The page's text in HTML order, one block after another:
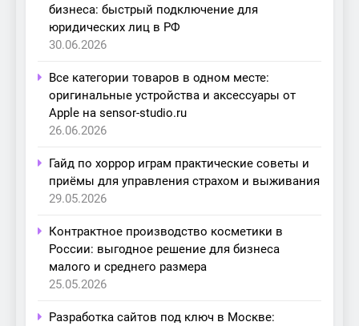
бизнеса: быстрый подключение для
юридических лиц в РФ
30.06.2026
Все категории товаров в одном месте:
оригинальные устройства и аксессуары от
Apple на sensor-studio.ru
26.06.2026
Гайд по хоррор играм практические советы и
приёмы для управления страхом и выживания
29.05.2026
Контрактное производство косметики в
России: выгодное решение для бизнеса
малого и среднего размера
25.05.2026
Разработка сайтов под ключ в Москве: